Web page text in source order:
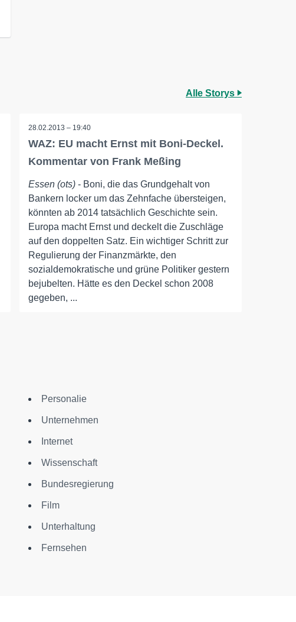
Alle Storys
28.02.2013 – 19:40
WAZ: EU macht Ernst mit Boni-Deckel.
Kommentar von Frank Meßing
Essen (ots) - Boni, die das Grundgehalt von
Bankern locker um das Zehnfache übersteigen,
könnten ab 2014 tatsächlich Geschichte sein.
Europa macht Ernst und deckelt die Zuschläge
auf den doppelten Satz. Ein wichtiger Schritt zur
Regulierung der Finanzmärkte, den
sozialdemokratische und grüne Politiker gestern
bejubelten. Hätte es den Deckel schon 2008
gegeben, ...
Personalie
Unternehmen
Internet
Wissenschaft
Bundesregierung
Film
Unterhaltung
Fernsehen